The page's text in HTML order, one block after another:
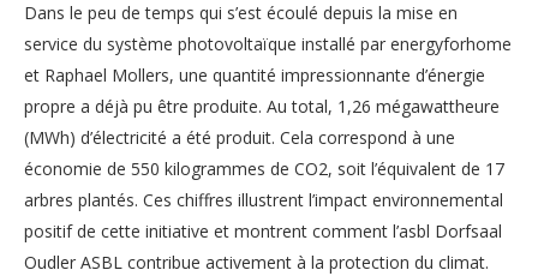
Dans le peu de temps qui s’est écoulé depuis la mise en
service du système photovoltaïque installé par energyforhome
et Raphael Mollers, une quantité impressionnante d’énergie
propre a déjà pu être produite. Au total, 1,26 mégawattheure
(MWh) d’électricité a été produit. Cela correspond à une
économie de 550 kilogrammes de CO2, soit l’équivalent de 17
arbres plantés. Ces chiffres illustrent l’impact environnemental
positif de cette initiative et montrent comment l’asbl Dorfsaal
Oudler ASBL contribue activement à la protection du climat.